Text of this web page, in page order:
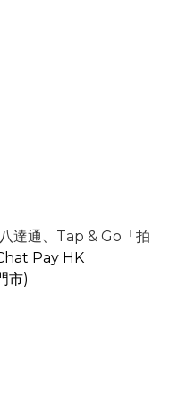
八達通、Tap & Go「拍
Pay HK
市)